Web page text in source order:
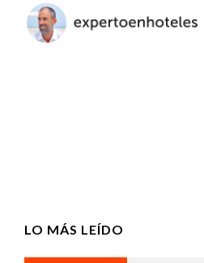
LO MÁS LEÍDO